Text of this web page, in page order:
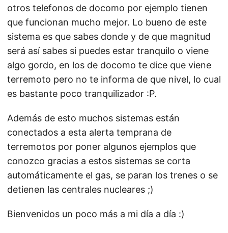
otros telefonos de docomo por ejemplo tienen
que funcionan mucho mejor. Lo bueno de este
sistema es que sabes donde y de que magnitud
será así sabes si puedes estar tranquilo o viene
algo gordo, en los de docomo te dice que viene
terremoto pero no te informa de que nivel, lo cual
es bastante poco tranquilizador :P.
Además de esto muchos sistemas están
conectados a esta alerta temprana de
terremotos por poner algunos ejemplos que
conozco gracias a estos sistemas se corta
automáticamente el gas, se paran los trenes o se
detienen las centrales nucleares ;)
Bienvenidos un poco más a mi día a día :)